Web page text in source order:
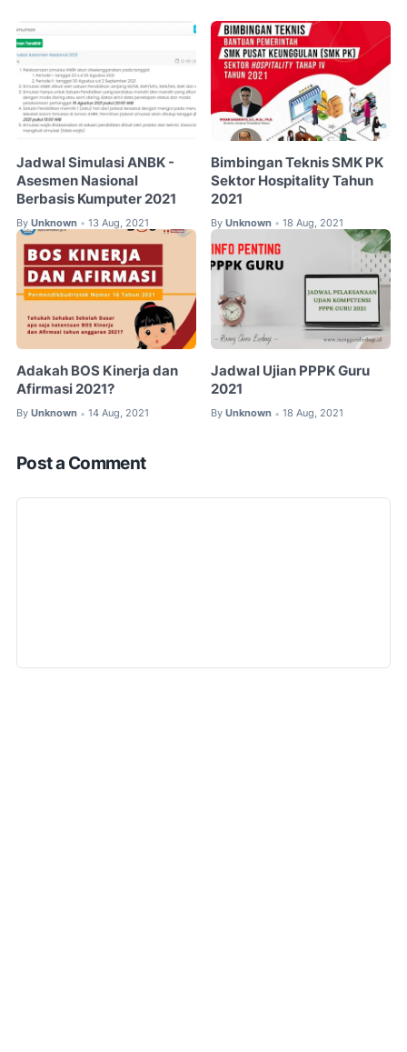
Jadwal Simulasi ANBK -
Asesmen Nasional
Berbasis Kumputer 2021
By Unknown • 13 Aug, 2021
Bimbingan Teknis SMK PK
Sektor Hospitality Tahun
2021
By Unknown • 18 Aug, 2021
Adakah BOS Kinerja dan
Afirmasi 2021?
By Unknown • 14 Aug, 2021
Jadwal Ujian PPPK Guru
2021
By Unknown • 18 Aug, 2021
Post a Comment